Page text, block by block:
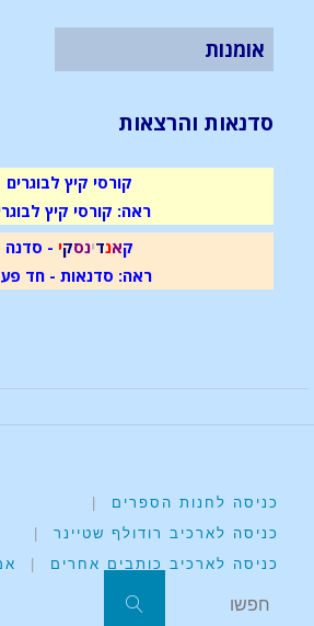
אומנות
סדנאות והרצאות
קורסי קיץ לבוגרים
ראה: קורסי קיץ
קאנדינסקי - סדנה
ראה: סדנאות - חד
כניסה לחנות הספרים
|
כניסה לארכיב רודולף שטיינר
|
כניסה לארכיב כותבים אחרים
|